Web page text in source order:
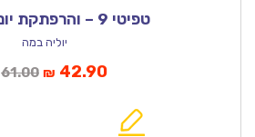
טפיטי 9 – והרפתקת יום ההולדת
יוליה במה
61.00המחיר
₪ 42.90המחיר
הוא: